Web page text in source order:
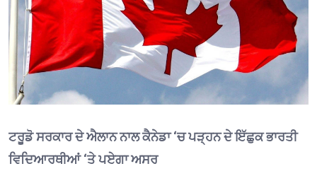
ਟਰੂਡੋ ਸਰਕਾਰ ਦੇ ਐਲਾਨ ਨਾਲ ਕੈਨੇਡਾ ‘ਚ ਪੜ੍ਹਨ ਦੇ ਇੱਛੁਕ ਭਾਰਤੀ
ਵਿਦਿਆਰਥੀਆਂ ‘ਤੇ ਪਏਗਾ ਅਸਰ